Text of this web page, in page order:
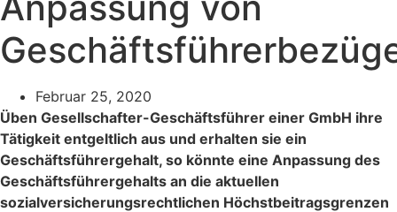
Februar 25, 2020
Üben Gesellschafter-Geschäftsführer einer GmbH ihre
Tätigkeit entgeltlich aus und erhalten sie ein
Geschäftsführergehalt, so könnte eine Anpassung des
Geschäftsführergehalts an die aktuellen
sozialversicherungsrechtlichen Höchstbeitragsgrenzen